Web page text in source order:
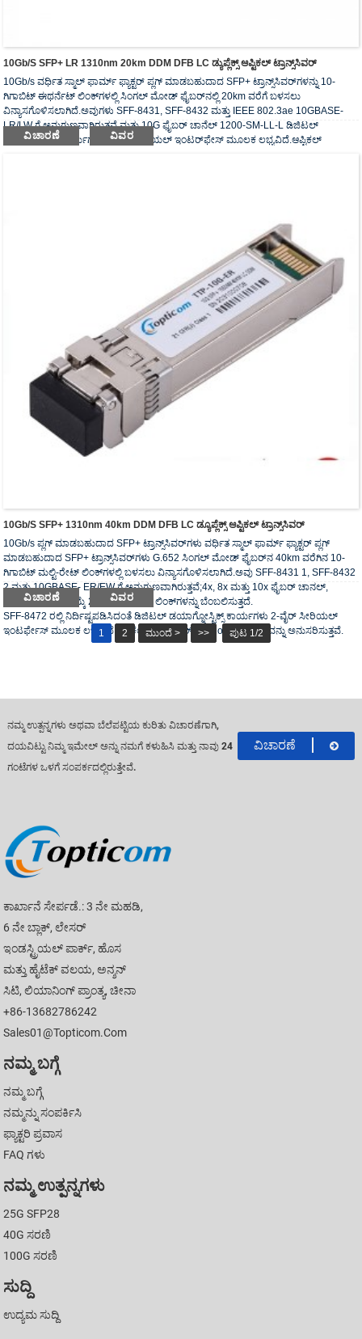
10Gb/s SFP+ LR 1310nm 20km DDM DFB LC ಡ್ಯುಪ್ಲೆಕ್ಸ್ ಆಪ್ಟಿಕಲ್ ಟ್ರಾನ್ಸ್‌ಸಿವರ್
10Gb/s ವರ್ಧಿತ ಸ್ಮಾಲ್ ಫಾರ್ಮ್ ಫ್ಯಾಕ್ಟರ್ ಪ್ಲಗ್ ಮಾಡಬಹುದಾದ SFP+ ಟ್ರಾನ್ಸ್‌ಸಿವರ್‌ಗಳನ್ನು 10-
ಗಿಗಾಬಿಟ್ ಈಥರ್ನೆಟ್ ಲಿಂಕ್‌ಗಳಲ್ಲಿ ಸಿಂಗಲ್ ಮೋಡ್ ಫೈಬರ್‌ನಲ್ಲಿ 20km ವರೆಗೆ ಬಳಸಲು
ವಿನ್ಯಾಸಗೊಳಿಸಲಾಗಿದೆ.ಅವುಗಳು SFF-8431, SFF-8432 ಮತ್ತು IEEE 802.3ae 10GBASE-
LR/LW ಗೆ ಅನುಗುಣವಾಗಿರುತ್ತವೆ ಮತ್ತು 10G ಫೈಬರ್ ಚಾನೆಲ್ 1200-SM-LL-L ಡಿಜಿಟಲ್
ಡಯಾಗ್ನೋಸ್ಟಿಕ್ಸ್ ಕಾರ್ಯಗಳು 2-ವೈರ್ ಸೀರಿಯಲ್ ಇಂಟರ್‌ಫೇಸ್ ಮೂಲಕ ಲಭ್ಯವಿದೆ.ಆಪ್ಟಿಕಲ್
ವಿಚಾರಣೆ ವಿವರ
10Gb/s SFP+ 1310nm 40km DDM DFB LC ಡ್ಯೂಪ್ಲೆಕ್ಸ್ ಆಪ್ಟಿಕಲ್ ಟ್ರಾನ್ಸ್‌ಸಿವರ್
10Gb/s ಪ್ಲಗ್ ಮಾಡಬಹುದಾದ SFP+ ಟ್ರಾನ್ಸ್‌ಸಿವರ್‌ಗಳು ವರ್ಧಿತ ಸ್ಮಾಲ್ ಫಾರ್ಮ್ ಫ್ಯಾಕ್ಟರ್ ಪ್ಲಗ್
ಮಾಡಬಹುದಾದ SFP+ ಟ್ರಾನ್ಸ್‌ಸಿವರ್‌ಗಳು G.652 ಸಿಂಗಲ್ ಮೋಡ್ ಫೈಬರ್‌ನ 40km ವರೆಗಿನ 10-
ಗಿಗಾಬಿಟ್ ಮಲ್ಟಿ-ರೇಟ್ ಲಿಂಕ್‌ಗಳಲ್ಲಿ ಬಳಸಲು ವಿನ್ಯಾಸಗೊಳಿಸಲಾಗಿದೆ.ಅವು SFF-8431 1, SFF-8432
2 ಮತ್ತು 10GBASE- ER/EW ಗೆ ಅನುಗುಣವಾಗಿರುತ್ತವೆ;4x, 8x ಮತ್ತು 10x ಫೈಬರ್ ಚಾನಲ್,
ಹಾಗೆಯೇ CPRI ಆಯ್ಕೆ 2 ರಿಂದ 8, 40km ಲಿಂಕ್‌ಗಳನ್ನು ಬೆಂಬಲಿಸುತ್ತದೆ.
SFF-8472 ರಲ್ಲಿ ನಿರ್ದಿಷ್ಟಪಡಿಸಿದಂತೆ ಡಿಜಿಟಲ್ ಡಯಾಗ್ನೋಸ್ಟಿಕ್ಸ್ ಕಾರ್ಯಗಳು 2-ವೈರ್ ಸೀರಿಯಲ್
ಇಂಟರ್ಫೇಸ್ ಮೂಲಕ ಲಭ್ಯವಿದೆ.ಆಪ್ಟಿಕಲ್ ಟ್ರಾನ್ಸ್‌ಸಿವರ್‌ಗಳು RoHS ನ ಅಗತ್ಯವನ್ನು ಅನುಸರಿಸುತ್ತವೆ.
ವಿಚಾರಣೆ ವಿವರ
1 2 ಮುಂದೆ > >> ಪುಟ 1/2
ನಮ್ಮ ಉತ್ಪನ್ನಗಳು ಅಥವಾ ಬೆಲೆಪಟ್ಟಿಯ ಕುರಿತು ವಿಚಾರಣೆಗಾಗಿ,
ದಯವಿಟ್ಟು ನಿಮ್ಮ ಇಮೇಲ್ ಅನ್ನು ನಮಗೆ ಕಳುಹಿಸಿ ಮತ್ತು ನಾವು 24
ಗಂಟೆಗಳ ಒಳಗೆ ಸಂಪರ್ಕದಲ್ಲಿರುತ್ತೇವೆ.
ವಿಚಾರಣೆ
ಕಾರ್ಖಾನೆ ಸೇರ್ಪಡೆ.: 3 ನೇ ಮಹಡಿ,
6 ನೇ ಬ್ಲಾಕ್, ಲೇಸರ್
ಇಂಡಸ್ಟ್ರಿಯಲ್ ಪಾರ್ಕ್, ಹೊಸ
ಮತ್ತು ಹೈಟೆಕ್ ವಲಯ, ಅನ್ಶನ್
ಸಿಟಿ, ಲಿಯಾನಿಂಗ್ ಪ್ರಾಂತ್ಯ, ಚೀನಾ
+86-13682786242
Sales01@topticom.com
ನಮ್ಮ ಬಗ್ಗೆ
ನಮ್ಮ ಬಗ್ಗೆ
ನಮ್ಮನ್ನು ಸಂಪರ್ಕಿಸಿ
ಫ್ಯಾಕ್ಟರಿ ಪ್ರವಾಸ
FAQ ಗಳು
ನಮ್ಮ ಉತ್ಪನ್ನಗಳು
25G SFP28
40G ಸರಣಿ
100G ಸರಣಿ
ಸುದ್ದಿ
ಉದ್ಯಮ ಸುದ್ದಿ